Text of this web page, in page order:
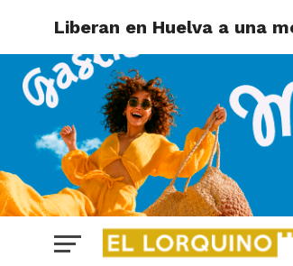
Liberan en Huelva a una
Liberan
menor
fue
padres a
8.000